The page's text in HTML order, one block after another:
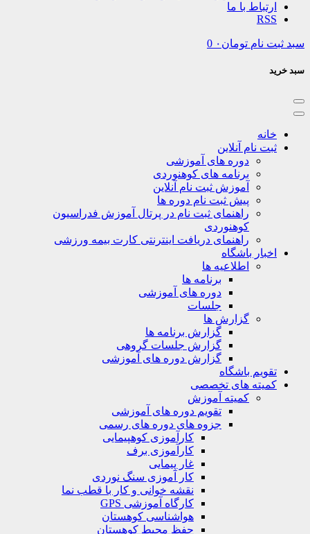
با ما
تومان ۰ 0
نام آنلاین
دوره های آموزشی
برنامه های کوهنوردی
آموزش ثبت نام آنلاین
پیش ثبت نام دوره ها
راهنمای ثبت نام در پرتال آموزش فدراسیون
کوهنوردی
راهنمای دریافت اینترنتی کارت بیمه ورزشی
باشگاه
اطلاعیه ها
برنامه ها
دوره های آموزشی
جلسات
گزارش ها
گزارش برنامه ها
گزارش جلسات گروهی
گزارش دوره های آموزشی
باشگاه
های تخصصی
کمیته آموزش
تقویم دوره های آموزشی
جزوه های دوره های رسمی
کارآموزی کوهپیمایی
کارآموزی برف
غار پیمایی
کار آموزی سنگ نوردی
نقشه خوانی و کار با قطب نما
کارگاه آموزشی GPS
هواشناسی کوهستان
حفظ محیط کوهستان